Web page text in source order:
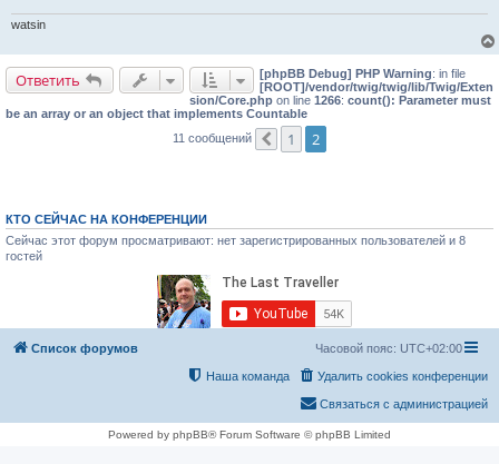
watsin
Ответить [phpBB Debug] PHP Warning: in file
[ROOT]/vendor/twig/twig/lib/Twig/Exten
sion/Core.php on line 1266: count(): Parameter must
be an array or an object that implements Countable
11 сообщений
Пред.
1 2
КТО СЕЙЧАС НА КОНФЕРЕНЦИИ
Сейчас этот форум просматривают: нет зарегистрированных пользователей и 8
гостей
Список форумов Часовой пояс: UTC+02:00
Удалить cookies конференции
Наша команда
Связаться с администрацией
Powered by phpBB® Forum Software © phpBB Limited